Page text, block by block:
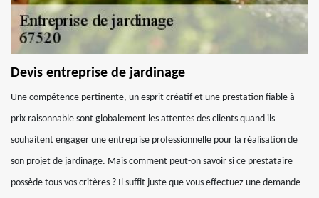
Devis entreprise de jardinage
Une compétence pertinente, un esprit créatif et une prestation fiable à
prix raisonnable sont globalement les attentes des clients quand ils
souhaitent engager une entreprise professionnelle pour la réalisation de
son projet de jardinage. Mais comment peut-on savoir si ce prestataire
possède tous vos critères ? Il suffit juste que vous effectuez une demande